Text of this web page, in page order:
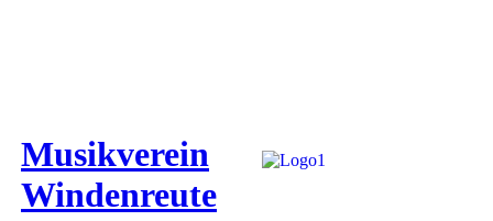
Musikverein
Windenreute